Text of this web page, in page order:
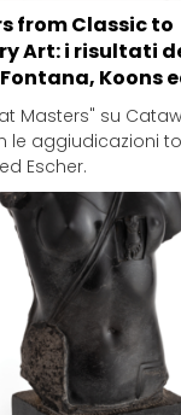
from Classic to
Art: i risultati
Koons
Masters" su
le aggiudicazioni
Escher.